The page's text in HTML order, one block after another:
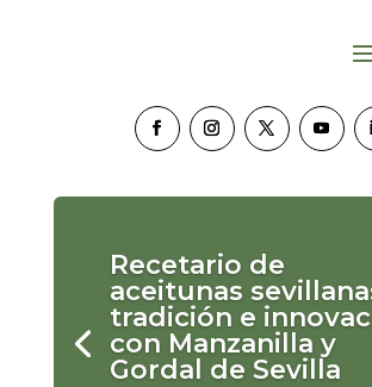
Recetario de
aceitunas
tradición e
con Manzanilla y
Gordal de Sevilla